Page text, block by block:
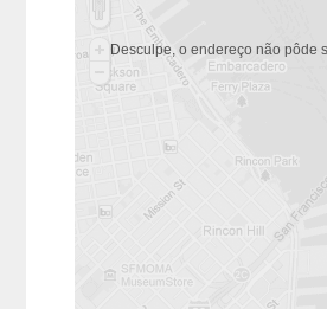
Desculpe, o endereço não pôde